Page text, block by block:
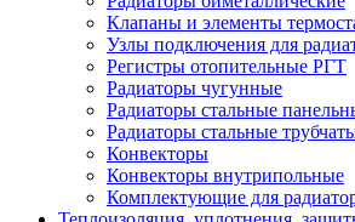
Клапаны и элементы
Узлы подключения для
Регистры отопительные РГТ
Радиаторы чугунные
Радиаторы стальные
Радиаторы стальные
Конвекторы
Конвекторы внутрипольные
Комплектующие для